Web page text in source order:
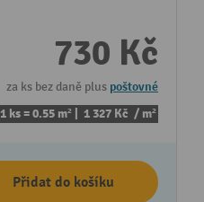
730 Kč
za ks bez daně plus poštovné
1 ks = 0.55 m² | 1 327 Kč / m²
Přidat do košíku